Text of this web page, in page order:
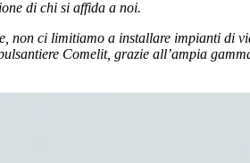
di chi si affida a noi.
non ci limitiamo a installare impianti di
Comelit, grazie all’ampia